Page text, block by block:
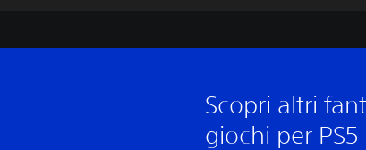
Scopri altri
giochi per PS5